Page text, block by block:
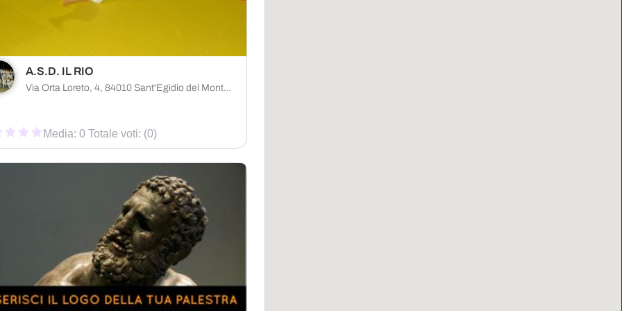
A.S.D. IL RIO
Via Orta Loreto, 4, 84010 Sant'Egidio del Monte Albino SA, Italia
Media: 0 Totale voti: (0)